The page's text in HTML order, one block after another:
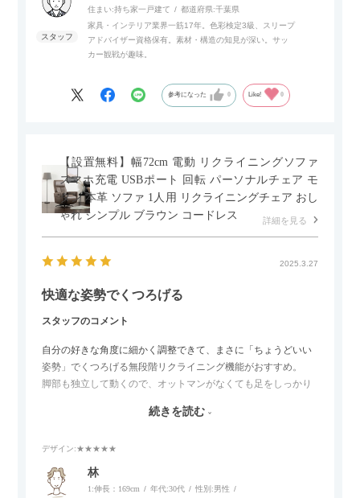
サイドボードとして多目的な用途に対応しています。
また、扉は横方向へのスライド式となっているので開閉時のス
ペースを最小限に抑えられ、省スペースでご利用いただけるの
住まい:持ち家一戸建て 都道府県:千葉県
家具・インテリア業界一筋17年。色彩検定3級、スリープ
アドバイザー資格保有。素材・構造の知見が深い。サッ
カー観戦が趣味。
参考になった 0 Like! 0
【設置無料】幅72cm 電動 リクライニングソファ
スマホ充電 USBポート 回転 パーソナルチェア モ
ダン 本革 ソファ 1人用 リクライニングチェア おし
ゃれ シンプル ブラウン コードレス
詳細を見る
2025.3.27
快適な姿勢でくつろげる
スタッフのコメント
自分の好きな角度に細かく調整できて、まさに「ちょうどいい
姿勢」でくつろげる無段階リクライニング機能がおすすめ。
脚部も独立して動くので、オットマンがなくても足をしっかり
スマホやタブレットを充電しながらリラックスできるのが嬉し
個人的にはコードレス＆充電式なので、コンセントの場所を気
にせず、好きな場所に置けるのが画期的に感じました。
続きを読む
デザイン:★★★★★
林
1:伸長：169cm 年代:30代 性別:男性